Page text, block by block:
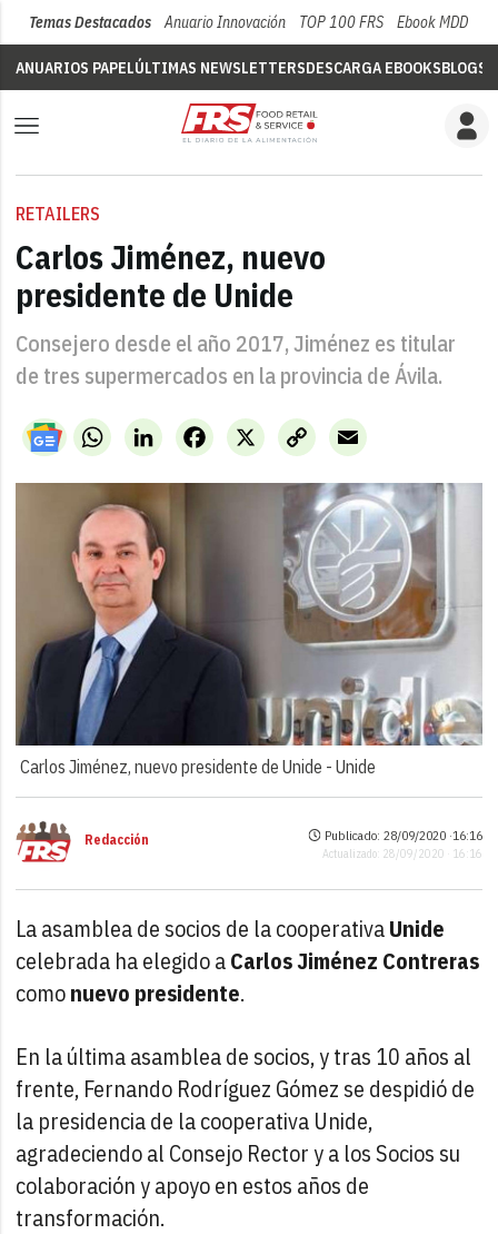
Temas Destacados Anuario Innovación TOP 100 FRS Ebook MDD
ANUARIOS PAPELÚLTIMAS NEWSLETTERSDESCARGA EBOOKSBLOGS
RETAILERS
Carlos Jiménez, nuevo
presidente de Unide
Consejero desde el año 2017, Jiménez es titular
de tres supermercados en la provincia de Ávila.
WhatsAppLinkedIn X
Facebook
Copy
Link
Email
Carlos Jiménez, nuevo presidente de Unide -Unide
Redacción Publicado: 28/09/2020 ·16:16
Actualizado: 28/09/2020 · 16:16
La asamblea de socios de la cooperativaUnide
celebrada ha elegido aCarlos Jiménez Contreras
comonuevo presidente.
En la última asamblea de socios, y tras 10 años al
frente, Fernando Rodríguez Gómez se despidió de
la presidencia de la cooperativa Unide,
agradeciendo al Consejo Rector y a los Socios su
colaboración y apoyo en estos años de
transformación.